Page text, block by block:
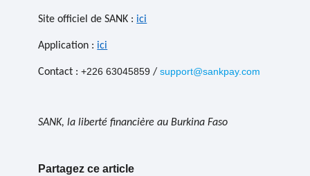
Site officiel deSANK : ici
Application : ici
Contact :+226 63045859 /support@sankpay.com
SANK, la liberté financière au Burkina Faso
Partagez ce article